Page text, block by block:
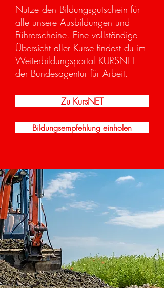
Nutze den Bildungsgutschein für
alle unsere Ausbildungen und
Führerscheine. Eine vollständige
Übersicht aller Kurse findest du im
Weiterbildungsportal KURSNET
der Bundesagentur für Arbeit.
Zu KursNET
Bildungsempfehlung einholen